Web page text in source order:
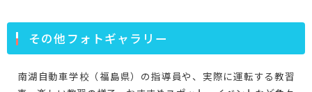
その他フォトギャラリー
南湖自動車学校（福島県）の指導員や、実際に運転する教習